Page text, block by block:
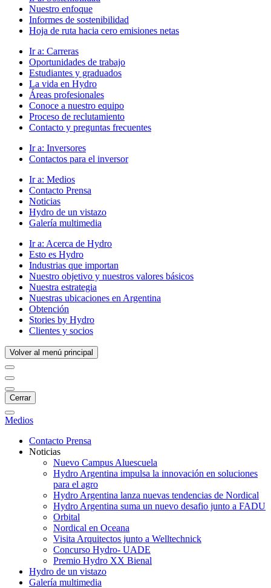
Nuestro enfoque
Informes de sostenibilidad
Hoja de ruta hacia cero emisiones netas
Ir a: Carreras
Oportunidades de trabajo
Estudiantes y graduados
La vida en Hydro
Áreas profesionales
Conoce a nuestro equipo
Proceso de reclutamiento
Contacto y preguntas frecuentes
Ir a: Inversores
Contactos para el inversor
Ir a: Medios
Contacto Prensa
Noticias
Hydro de un vistazo
Galería multimedia
Ir a: Acerca de Hydro
Esto es Hydro
Industrias que importan
Nuestro objetivo y nuestros valores básicos
Nuestra estrategia
Nuestras ubicaciones en Argentina
Obtención
Stories by Hydro
Clientes y socios
Volver al menú principal
Cerrar
Medios
Contacto Prensa
Noticias
Nuevo Campus Aluescuela
Hydro Argentina impulsa la innovación en soluciones
para el agro
Hydro Argentina lanza nuevas tendencias de Nordical
Hydro Argentina suma un nuevo desafio junto a FADU
Orbital
Nordical en Oceana
Visita Arquitectos junto a Welltechnick
Concurso Hydro- UADE
Premio Hydro XX Bienal
Hydro de un vistazo
Galería multimedia